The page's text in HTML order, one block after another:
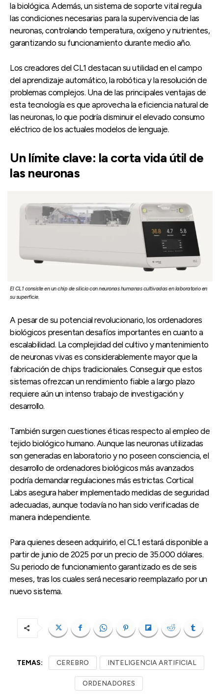
la biológica. Además, un sistema de soporte vital regula
las condiciones necesarias para la supervivencia de las
neuronas, controlando temperatura, oxígeno y nutrientes,
garantizando su funcionamiento durante medio año.
Los creadores del CL1 destacan su utilidad en el campo
del aprendizaje automático, la robótica y la resolución de
problemas complejos. Una de las principales ventajas de
esta tecnología es que aprovecha la eficiencia natural de
las neuronas, lo que podría disminuir el elevado consumo
eléctrico de los actuales modelos de lenguaje.
Un límite clave: la corta vida útil de
las neuronas
El CL1 consiste en un chip de silicio con neuronas humanas cultivadas en laboratorio en
su superficie.
A pesar de su potencial revolucionario, los ordenadores
biológicos presentan desafíos importantes en cuanto a
escalabilidad. La complejidad del cultivo y mantenimiento
de neuronas vivas es considerablemente mayor que la
fabricación de chips tradicionales. Conseguir que estos
sistemas ofrezcan un rendimiento fiable a largo plazo
requiere aún un intenso trabajo de investigación y
desarrollo.
También surgen cuestiones éticas respecto al empleo de
tejido biológico humano. Aunque las neuronas utilizadas
son generadas en laboratorio y no poseen consciencia, el
desarrollo de ordenadores biológicos más avanzados
podría demandar regulaciones más estrictas. Cortical
Labs asegura haber implementado medidas de seguridad
adecuadas, aunque todavía no han sido verificadas de
manera independiente.
Para quienes deseen adquirirlo, el CL1 estará disponible a
partir de junio de 2025 por un precio de 35.000 dólares.
Su periodo de funcionamiento garantizado es de seis
meses, tras los cuales será necesario reemplazarlo por un
nuevo sistema.
TEMAS: CEREBRO INTELIGENCIA ARTIFICIAL
ORDENADORES